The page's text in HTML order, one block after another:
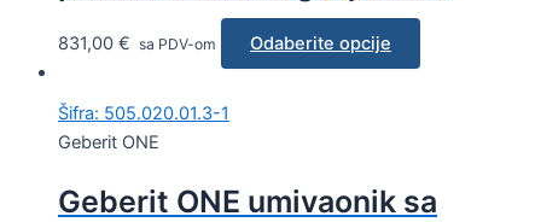
831,00 € sa PDV-om Odaberite opcije
Šifra: 505.020.01.3-1
Geberit ONE
Geberit ONE umivaonik sa